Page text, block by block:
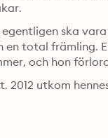
ska
total främling.
och hon
utkom